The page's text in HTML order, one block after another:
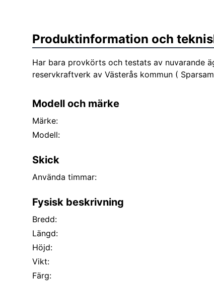
Produktinformation och
Har bara provkörts och testats av nuvarande
reservkraftverk av Västerås kommun (
Modell och märke
Märke:
Modell:
Skick
Använda timmar:
Fysisk beskrivning
Bredd:
Längd:
Höjd:
Vikt:
Färg: